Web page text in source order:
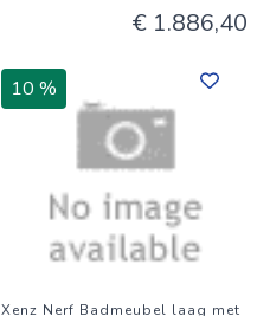
€ 1.886,40
10 %
Xenz Nerf Badmeubel laag met